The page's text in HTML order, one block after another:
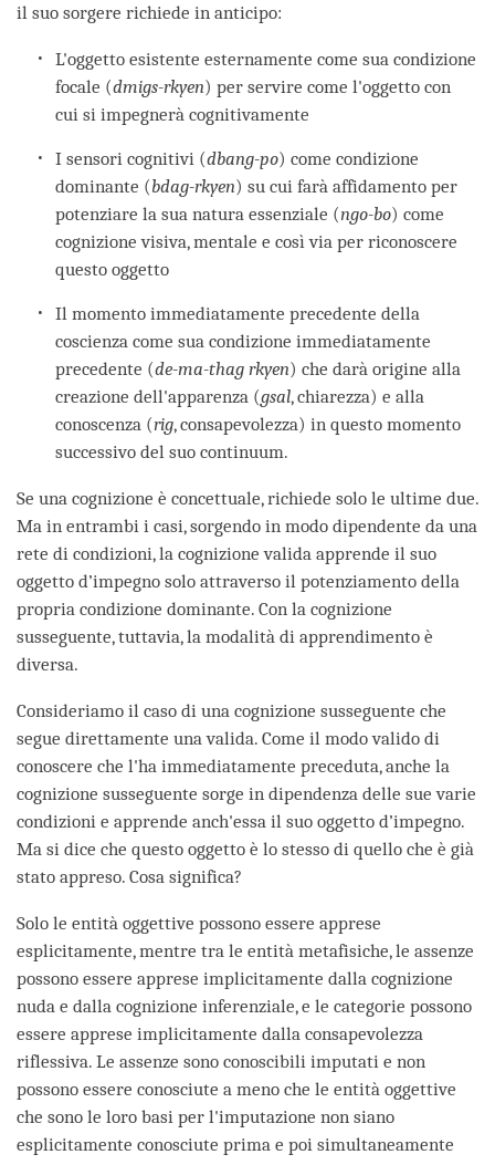
il suo sorgere richiede in anticipo:
L'oggetto esistente esternamente come sua condizione
focale (dmigs-rkyen) per servire come l'oggetto con
cui si impegnerà cognitivamente
I sensori cognitivi (dbang-po) come condizione
dominante (bdag-rkyen) su cui farà affidamento per
potenziare la sua natura essenziale (ngo-bo) come
cognizione visiva, mentale e così via per riconoscere
questo oggetto
Il momento immediatamente precedente della
coscienza come sua condizione immediatamente
precedente (de-ma-thag rkyen) che darà origine alla
creazione dell'apparenza (gsal, chiarezza) e alla
conoscenza (rig, consapevolezza) in questo momento
successivo del suo continuum.
Se una cognizione è concettuale, richiede solo le ultime due.
Ma in entrambi i casi, sorgendo in modo dipendente da una
rete di condizioni, la cognizione valida apprende il suo
oggetto d’impegno solo attraverso il potenziamento della
propria condizione dominante. Con la cognizione
susseguente, tuttavia, la modalità di apprendimento è
diversa.
Consideriamo il caso di una cognizione susseguente che
segue direttamente una valida. Come il modo valido di
conoscere che l'ha immediatamente preceduta, anche la
cognizione susseguente sorge in dipendenza delle sue varie
condizioni e apprende anch'essa il suo oggetto d’impegno.
Ma si dice che questo oggetto è lo stesso di quello che è già
stato appreso. Cosa significa?
Solo le entità oggettive possono essere apprese
esplicitamente, mentre tra le entità metafisiche, le assenze
possono essere apprese implicitamente dalla cognizione
nuda e dalla cognizione inferenziale, e le categorie possono
essere apprese implicitamente dalla consapevolezza
riflessiva. Le assenze sono conoscibili imputati e non
possono essere conosciute a meno che le entità oggettive
che sono le loro basi per l'imputazione non siano
esplicitamente conosciute prima e poi simultaneamente